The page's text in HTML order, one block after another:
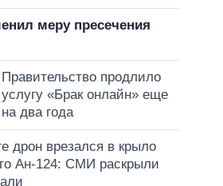
меру пресечения
Правительство продлило
услугу «Брак онлайн» еще
на два года
дрон врезался в крыло
Ан-124: СМИ раскрыли